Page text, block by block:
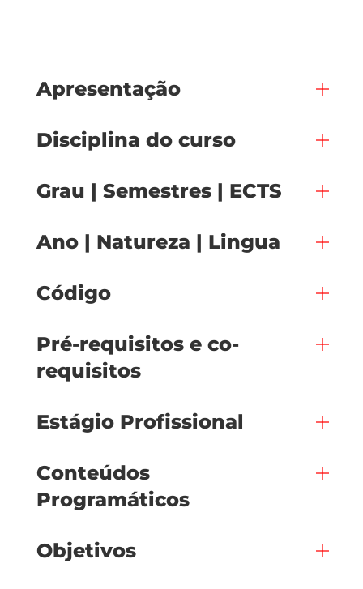
Apresentação
Disciplina do curso
Grau | Semestres | ECTS
Ano | Natureza | Lingua
Código
Pré-requisitos e co-
requisitos
Estágio Profissional
Conteúdos
Programáticos
Objetivos